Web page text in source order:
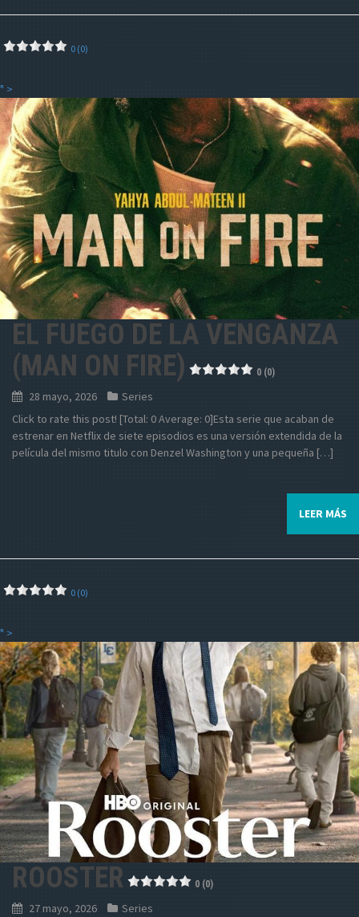
0 (0)
" >
EL FUEGO DE LA VENGANZA
(MAN ON FIRE)
0 (0)
28 mayo, 2026
Series
Click to rate this post! [Total: 0 Average: 0]Esta serie que acaban de
estrenar en Netflix de siete episodios es una versión extendida de la
película del mismo titulo con Denzel Washington y una pequeña […]
LEER MÁS
0 (0)
" >
ROOSTER 0 (0)
27 mayo, 2026
Series